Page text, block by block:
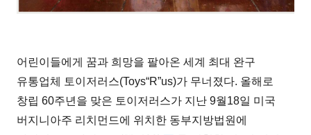
어린이들에게 꿈과 희망을 팔아온 세계 최대 완구
유통업체 토이저러스(Toys“R”us)가 무너졌다. 올해로
창립 60주년을 맞은 토이저러스가 지난 9월18일 미국
버지니아주 리치먼드에 위치한 동부지방법원에